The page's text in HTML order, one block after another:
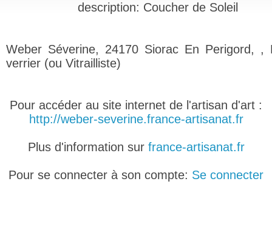
description: Coucher de Soleil
Weber Séverine, 24170 Siorac En Perigord, ,
verrier (ou Vitrailliste)
Pour accéder au site internet de l'artisan d'art :
http://weber-severine.france-artisanat.fr
Plus d'information sur france-artisanat.fr
Pour se connecter à son compte: Se connecter